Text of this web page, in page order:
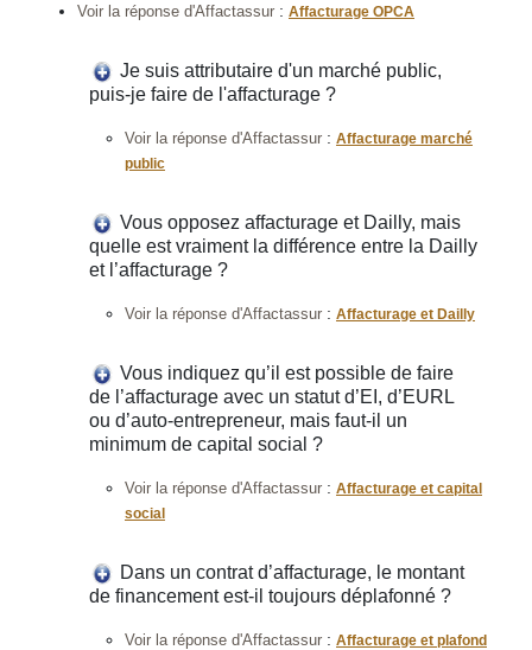
Voir la réponse d'Affactassur : Affacturage OPCA
Je suis attributaire d'un marché public,
puis-je faire de l'affacturage ?
Voir la réponse d'Affactassur : Affacturage marché
public
Vous opposez affacturage et Dailly, mais
quelle est vraiment la différence entre la Dailly
et l’affacturage ?
Voir la réponse d'Affactassur : Affacturage et Dailly
Vous indiquez qu’il est possible de faire
de l’affacturage avec un statut d’EI, d’EURL
ou d’auto-entrepreneur, mais faut-il un
minimum de capital social ?
Voir la réponse d'Affactassur : Affacturage et capital
social
Dans un contrat d’affacturage, le montant
de financement est-il toujours déplafonné ?
Voir la réponse d'Affactassur : Affacturage et plafond